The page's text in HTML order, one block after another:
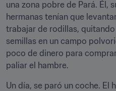
una zona pobre de Pará. Él,
hermanas tenían que
trabajar de rodillas,
semillas en un campo
poco de dinero para
paliar el hambre.
Un día, se paró un coche. El